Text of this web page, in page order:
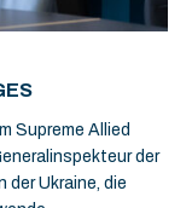
Supreme Allied
der
der Ukraine, die